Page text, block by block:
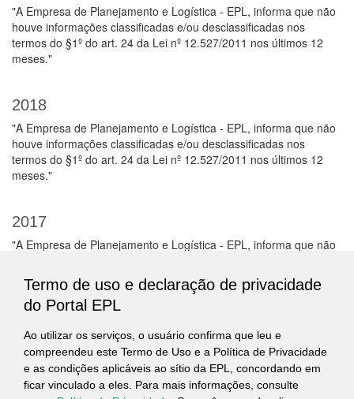
"A Empresa de Planejamento e Logística - EPL, informa que não
houve informações classificadas e/ou desclassificadas nos
termos do §1º do art. 24 da Lei nº 12.527/2011 nos últimos 12
meses."
2018
"A Empresa de Planejamento e Logística - EPL, informa que não
houve informações classificadas e/ou desclassificadas nos
termos do §1º do art. 24 da Lei nº 12.527/2011 nos últimos 12
meses."
2017
"A Empresa de Planejamento e Logística - EPL, informa que não
termos do §1º do art. 24 da Lei nº 12.527/2011 nos últimos 12
meses."
DECRETO Nº 7.724, DE 16 DE MAIO DE 2012
DECRETO Nº 7.845, DE 14 DE NOVEMBRO DE 2012
Termo de uso e declaração de privacidade
do Portal EPL
Ao utilizar os serviços, o usuário confirma que leu e
compreendeu este Termo de Uso e a Política de Privacidade
e as condições aplicáveis ao sítio da EPL, concordando em
ficar vinculado a eles. Para mais informações, consulte